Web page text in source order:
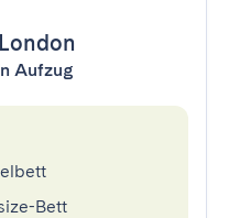
London
Aufzug
Bett